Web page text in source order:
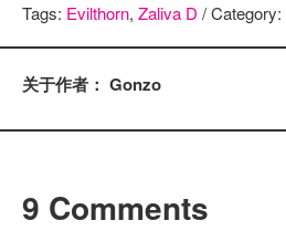
Tags: Evilthorn, Zaliva D / Category:
关于作者： Gonzo
9 Comments